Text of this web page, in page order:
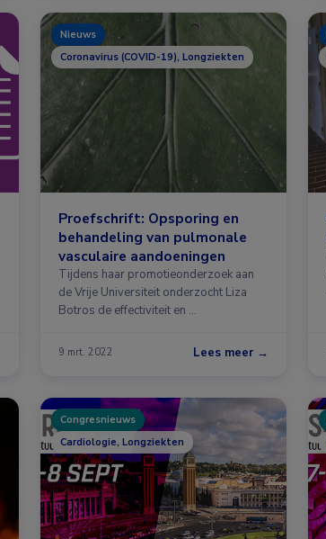
Nieuws
Coronavirus (COVID-19), Longziekten
Proefschrift: Opsporing en
behandeling van pulmonale
vasculaire aandoeningen
Tijdens haar promotieonderzoek aan
de Vrije Universiteit onderzocht Liza
Botros de effectiviteit en …
9 mrt. 2022 Lees meer →
Congresnieuws
Cardiologie, Longziekten